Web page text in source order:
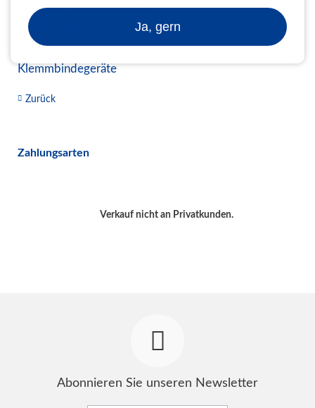
Zubehör zum Verarbeiten
Füllstreifen
Klemmbindegeräte
Zurück
Zahlungsarten
Verkauf nicht an Privatkunden.
Abonnieren Sie unseren Newsletter
Ja, gern